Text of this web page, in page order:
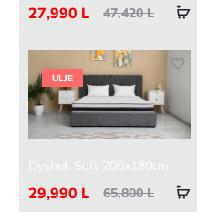
47,420L
27,990 L
ULJE
Dyshek Soft 200x180cm
65,800L
29,990 L